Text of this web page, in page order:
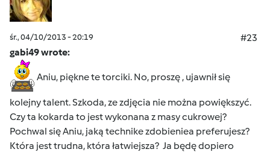
śr., 04/10/2013 - 20:19
#23
gabi49 wrote:
Aniu, piękne te torciki. No, proszę , ujawnił się
kolejny talent. Szkoda, ze zdjęcia nie można powiększyć.
Czy ta kokarda to jest wykonana z masy cukrowej?
Pochwal się Aniu, jaką technike zdobieniea preferujesz?
Która jest trudna, która łatwiejsza? Ja będę dopiero